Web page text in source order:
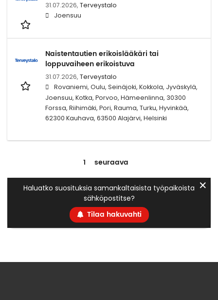
31.07.2026, Terveystalo
Joensuu
Naistentautien erikoislääkäri tai
loppuvaiheen erikoistuva
31.07.2026, Terveystalo
Rovaniemi, Oulu, Seinäjoki, Kokkola, Jyväskylä,
Joensuu, Kotka, Porvoo, Hämeenlinna, 30300
Forssa, Riihimäki, Pori, Rauma, Turku, Hyvinkää,
62300 Kauhava, 63500 Alajärvi, Helsinki
1 seuraava
Haluatko suosituksia samankaltaisista työpaikoista
sähköpostitse?
Tilaa hakuvahti
✕